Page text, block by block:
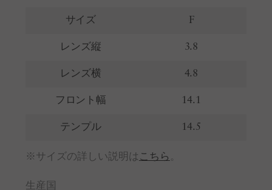
サイズ F
レンズ縦 3.8
レンズ横 4.8
フロント幅 14.1
テンプル 14.5
※サイズの詳しい説明は こちら 。
生産国